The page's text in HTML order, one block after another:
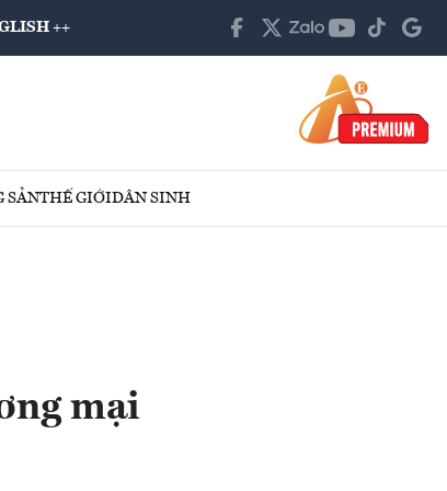
++
SẢNTHẾ GIỚIDÂN SINH
mại